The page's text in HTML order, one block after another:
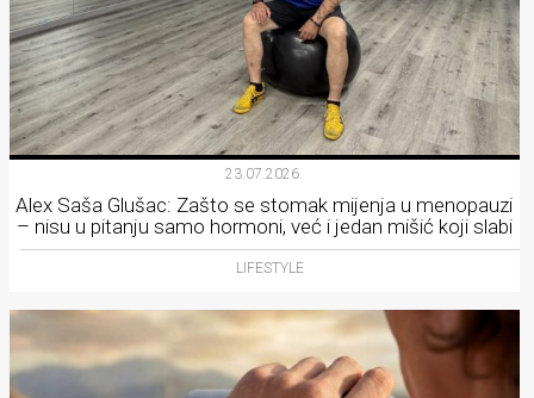
23.07.2026.
Alex Saša Glušac: Zašto se stomak mijenja u menopauzi
– nisu u pitanju samo hormoni, već i jedan mišić koji slabi
LIFESTYLE